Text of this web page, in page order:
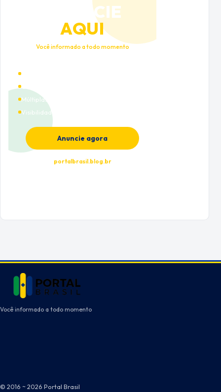
ANUNCIE
AQUI
Você informado a todo momento
Múltiplas categorias
Visibilidade premium
Anuncie agora
portalbrasil.blog.br
Você informado a todo momento
© 2016 ~ 2026 Portal Brasil